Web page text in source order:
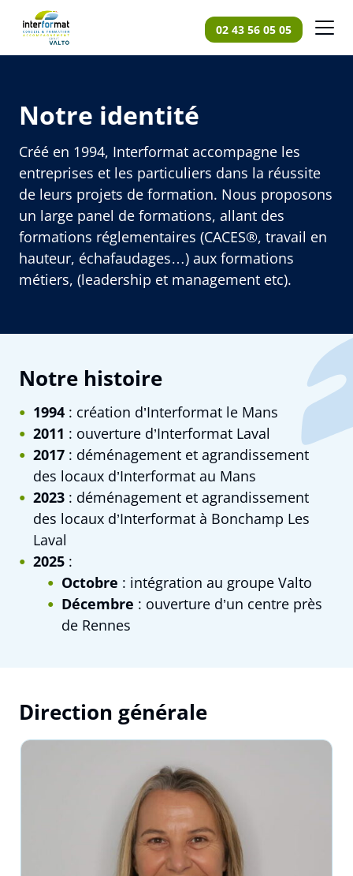
02 43 56 05 05
Accueil
Qui sommes nous
Notre identité
Créé en 1994, Interformat accompagne les
entreprises et les particuliers dans la réussite
de leurs projets de formation. Nous proposons
un large panel de formations, allant des
formations réglementaires (CACES®, travail en
hauteur, échafaudages…) aux formations
métiers, (leadership et management etc).
Notre histoire
1994 : création d’Interformat le Mans
2011 : ouverture d’Interformat Laval
2017 : déménagement et agrandissement
des locaux d’Interformat au Mans
2023 : déménagement et agrandissement
des locaux d’Interformat à Bonchamp Les
Laval
2025 :
Octobre : intégration au groupe Valto
Décembre : ouverture d’un centre près
de Rennes
Direction générale
Panneau de gestion des cookies